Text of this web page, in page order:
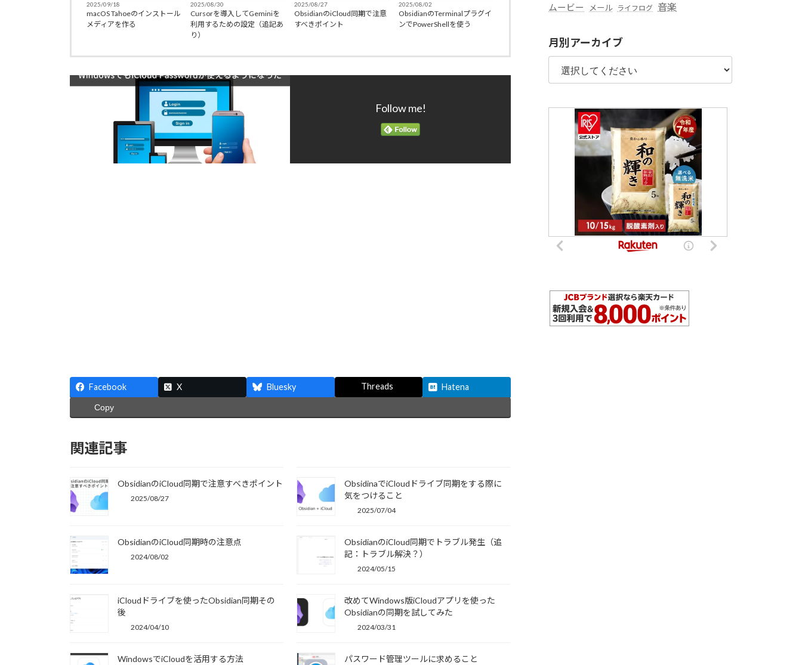
2025/09/18
macOS Tahoeのインストール
メディアを作る
2025/08/30
Cursorを導入してGeminiを
利用するための設定（追記あ
り）
2025/08/27
ObsidianのiCloud同期で注意
すべきポイント
2025/08/02
ObsidianのTerminalプラグイ
ンでPowerShellを使う
Follow me!
Facebook X Bluesky Threads Hatena
Copy
関連記事
ObsidianのiCloud同期で注意すべきポイント
2025/08/27
ObsidinaでiCloudドライブ同期をする際に
気をつけること
2025/07/04
ObsidianのiCloud同期時の注意点
2024/08/02
ObsidianのiCloud同期でトラブル発生（追
記：トラブル解決？）
2024/05/15
iCloudドライブを使ったObsidian同期その
後
2024/04/10
改めてWindows版iCloudアプリを使った
Obsidianの同期を試してみた
2024/03/31
WindowsでiCloudを活用する方法 パスワード管理ツールに求めること
ムービー メール ライフログ 音楽
月別アーカイブ